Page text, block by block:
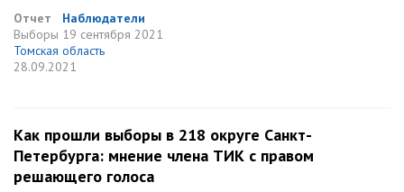
Отчет
Наблюдатели
Выборы 19 сентября 2021
Томская область
28.09.2021
Как прошли выборы в 218 округе Санкт-
Петербурга: мнение члена ТИК с правом
решающего голоса